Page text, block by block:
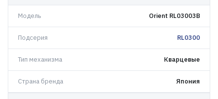
Модель Orient RL03003B
Подсерия RL0300
Тип механизма Кварцевые
Страна бренда Япония